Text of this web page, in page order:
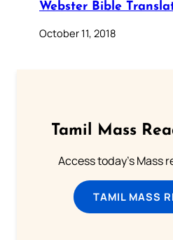
Webster Bible
October 11, 2018
Tamil Mass
Access today's Mass
TAMIL MASS